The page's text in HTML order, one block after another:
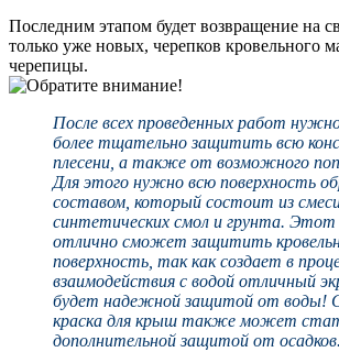
Последним этапом будет возвращение на
только уже новых, черепков кровельного
черепицы.
После всех проведенных работ
более тщательно защитить всю
плесени, а также от возможного
Для этого нужно всю поверхность
составом, который состоит из
синтетических смол и грунта. Этот
отлично сможет защитить
поверхность, так как создает в
взаимодействия с водой отличный
будет надежной защитой от воды!
краска для крыш также может
дополнительной защитой от осадков.